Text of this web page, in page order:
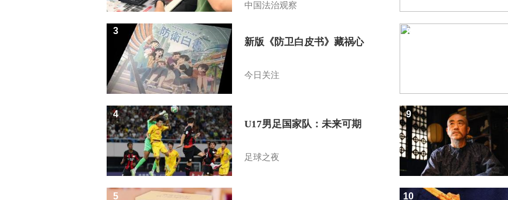
中国法治观察
新版《防卫白皮书》藏祸心
今日关注
3
U17男足国家队：未来可期
足球之夜
4
5
8
9
10